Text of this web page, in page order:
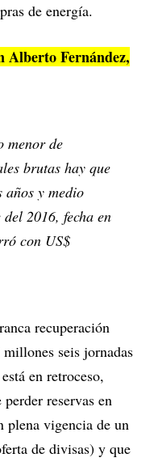
de energía.
Alberto Fernández,
menor de
brutas hay que
años y medio
2016, fecha en
con US$
recuperación
seis jornadas
en retroceso,
reservas en
plena vigencia de un
de divisas) y que